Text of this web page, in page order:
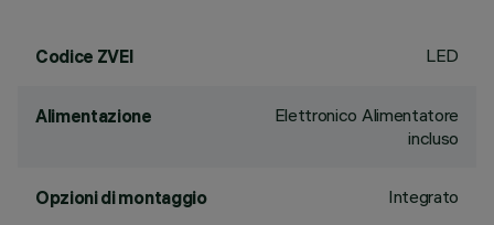
Codice ZVEI LED
Alimentazione
Elettronico Alimentatore
incluso
Opzioni di montaggio Integrato